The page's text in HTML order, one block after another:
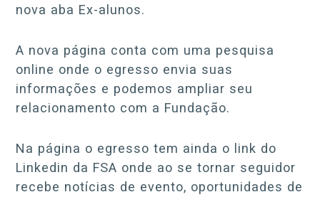
nova aba Ex-alunos.
A nova página conta com uma pesquisa
online onde o egresso envia suas
informações e podemos ampliar seu
relacionamento com a Fundação.
Na página o egresso tem ainda o link do
Linkedin da FSA onde ao se tornar seguidor
recebe notícias de evento, oportunidades de